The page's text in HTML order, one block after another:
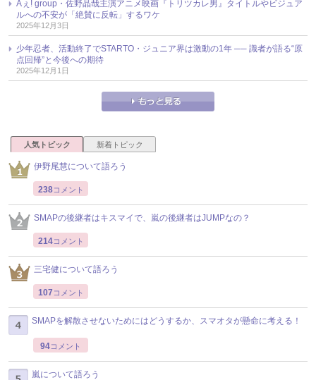
Aぇ! group・佐野晶哉主演アニメ映画『トリツカレ男』タイトルやビジュア
ルへの不安が「絶賛に反転」するワケ
2025年12月3日
少年忍者、活動終了でSTARTO・ジュニア界は激動の1年 ── 識者が語る“原
点回帰”と今後への期待
2025年12月1日
人気トピック 新着トピック
伊野尾慧について語ろう
238コメント
SMAPの後継者はキスマイで、嵐の後継者はJUMPなの？
214コメント
三宅健について語ろう
107 コメント
SMAPを解散させないためにはどうするか、スマオタが懸命に考える！
94コメント
嵐について語ろう